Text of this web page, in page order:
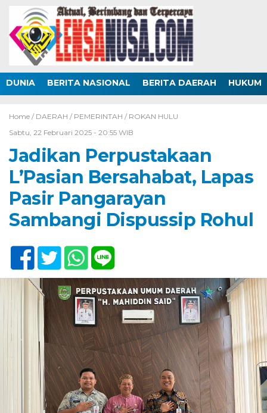
DUNIA BERITA NASIONAL BERITA DAERAH HUKUM
Home / DAERAH / PEMERINTAH / ROKAN HULU
Sabtu, 22 Februari 2025 - 20:55 WIB
Jadikan Perpustakaan
L’Pasian Bersahabat, Lapas
Pasir Pangarayan
Sambangi Dispussip Rohul